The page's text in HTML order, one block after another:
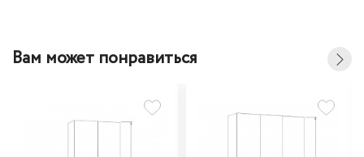
Вам может понравиться